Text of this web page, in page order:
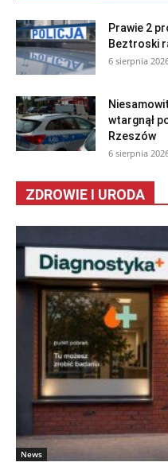
Prawie 2
Beztroski
6 sierpnia
wtargnął
Rzeszów
6 sierpnia
ZDROWIE I URODA
News